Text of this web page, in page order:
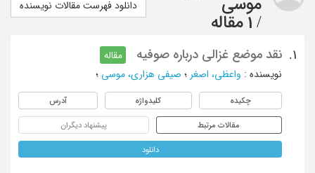
/ 1 مقاله
دانلود فهرست مقالات نویسنده
1. نقد موضع غزالی درباره صوفیه
مقاله
نویسنده : واعظی، اصغر ؛ صیفی هزاری، موسی ؛
چکیده کلیدواژه آدرس
مقالات مرتبط پیشنهاد دیگران
دانلود